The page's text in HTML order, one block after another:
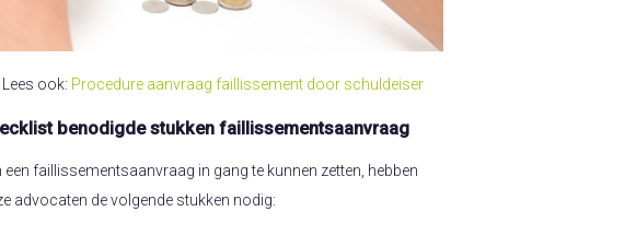
Lees ook: Procedure aanvraag faillissement door schuldeiser
benodigde stukken faillissementsaanvraag
een faillissementsaanvraag in gang te kunnen zetten, hebben
advocaten de volgende stukken nodig: